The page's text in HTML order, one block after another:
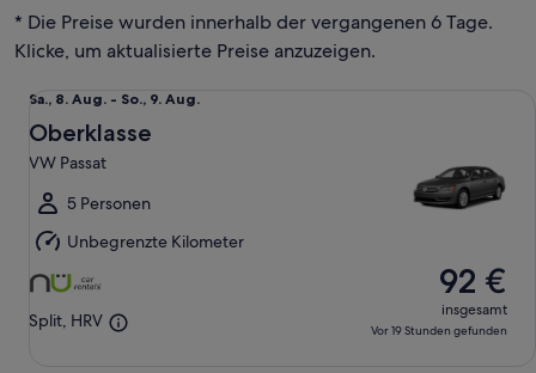
* Die Preise wurden innerhalb der vergangenen 6 Tage.
Klicke, um aktualisierte Preise anzuzeigen.
Sa.,
8.
Aug.
bis
So.,
9.
Aug.
Sa., 8. Aug. - So., 9. Aug.
Oberklasse
VW Passat
5 Personen
Unbegrenzte Kilometer
Split, HRV
92 €
insgesamt
Vor 19 Stunden gefunden